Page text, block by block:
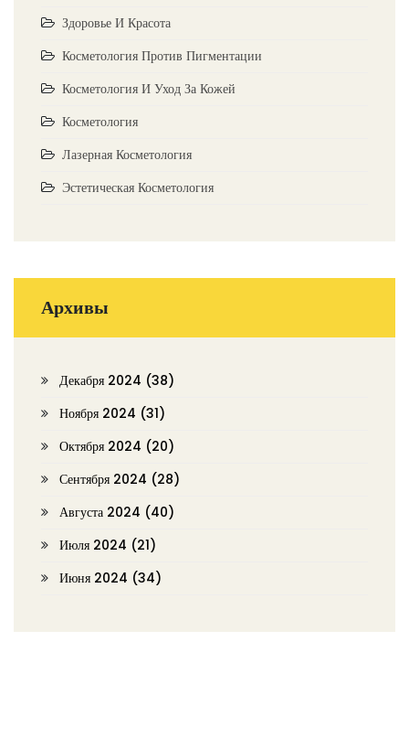
Здоровье И Красота
Косметология Против Пигментации
Косметология И Уход За Кожей
Косметология
Лазерная Косметология
Эстетическая Косметология
Архивы
Декабря 2024 (38)
Ноября 2024 (31)
Октября 2024 (20)
Сентября 2024 (28)
Августа 2024 (40)
Июля 2024 (21)
Июня 2024 (34)